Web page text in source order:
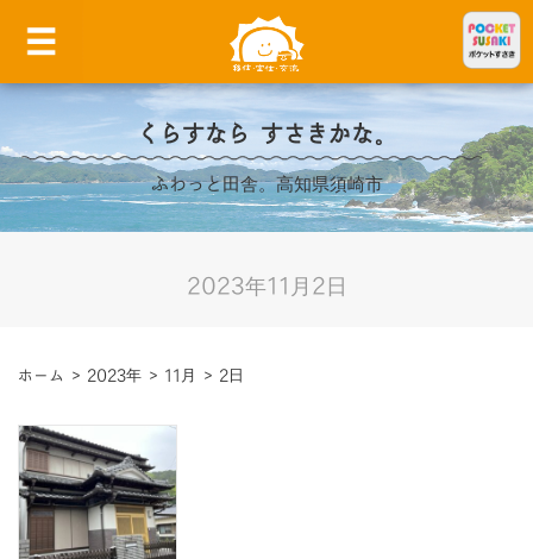
くらすなら すさきかな。
ふわっと田舎。高知県須崎市
2023年11月2日
ホーム > 2023年 > 11月 > 2日